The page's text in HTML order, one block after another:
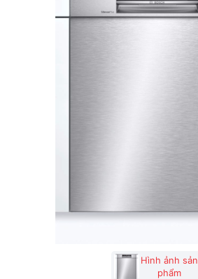
Hình ảnh sản
phẩm